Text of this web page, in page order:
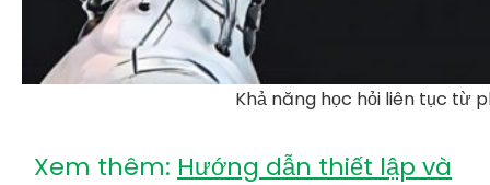
Khả năng học hỏi liên tục từ
Xem thêm: Hướng dẫn thiết lập và